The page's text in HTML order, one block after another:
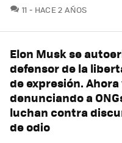
11 COMENTARIOS
HACE 2 AÑOS
Elon Musk se
defensor de la
de expresión. Ahora
denunciando a
luchan contra
de odio